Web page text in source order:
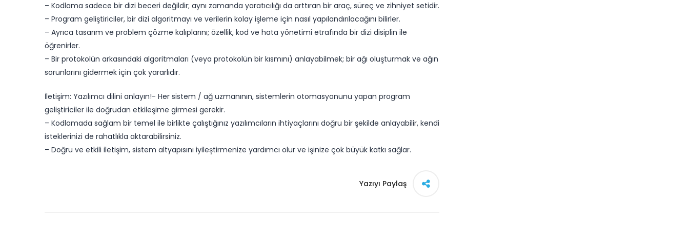
– Kodlama sadece bir dizi beceri değildir; aynı zamanda yaratıcılığı da arttıran bir araç, süreç ve zihniyet setidir.
– Program geliştiriciler, bir dizi algoritmayı ve verilerin kolay işleme için nasıl yapılandırılacağını bilirler.
– Ayrıca tasarım ve problem çözme kalıplarını; özellik, kod ve hata yönetimi etrafında bir dizi disiplin ile
öğrenirler.
– Bir protokolün arkasındaki algoritmaları (veya protokolün bir kısmını) anlayabilmek; bir ağı oluşturmak ve ağın
sorunlarını gidermek için çok yararlıdır.
İletişim: Yazılımcı dilini anlayın!- Her sistem / ağ uzmanının, sistemlerin otomasyonunu yapan program
geliştiriciler ile doğrudan etkileşime girmesi gerekir.
– Kodlamada sağlam bir temel ile birlikte çalıştığınız yazılımcıların ihtiyaçlarını doğru bir şekilde anlayabilir, kendi
isteklerinizi de rahatlıkla aktarabilirsiniz.
– ​​​Doğru ve etkili iletişim, sistem altyapısını iyileştirmenize yardımcı olur ve işinize çok büyük katkı sağlar.
Yazıyı Paylaş